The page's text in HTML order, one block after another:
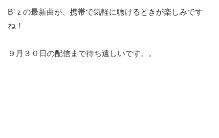
B’ｚの最新曲が、携帯で気軽に聴けるときが楽しみです
ね！
９月３０日の配信まで待ち遠しいです。。